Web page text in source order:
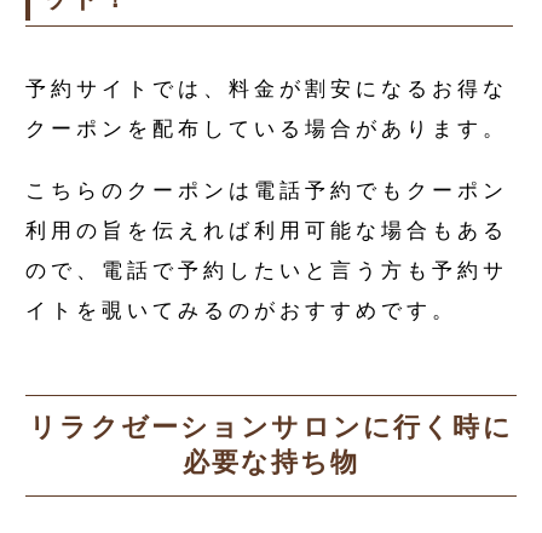
予約サイトでは、料金が割安になるお得な
クーポンを配布している場合があります。
こちらのクーポンは電話予約でもクーポン
利用の旨を伝えれば利用可能な場合もある
ので、電話で予約したいと言う方も予約サ
イトを覗いてみるのがおすすめです。
リラクゼーションサロンに行く時に
必要な持ち物